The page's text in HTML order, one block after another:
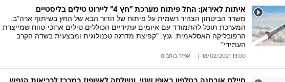
איתות לאיראן: החל פיתוח מערכת "חץ 4" ליירוט טילים בליסטיים
משרד הביטחון הצהיר רשמית על פיתוח של הדור הבא של החץ בשיתוף ארה"ב.
המערכת תוכל להתמודד עם איומים עתידיים הכוללים טילים ארוכי-טווח שמייצרת
הרפובליקה האסלאמית. גנץ: "קפיצת מדרגה טכנולוגית ומבצעית בשדה הקרב
העתידי"
13:00 18/02/2021 אמיר בוחבוט